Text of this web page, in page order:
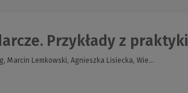
Przykłady z praktyki
Marcin Lemkowski, Agnieszka Lisiecka, Wie...